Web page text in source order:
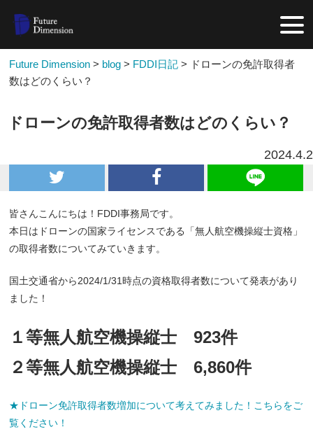
Future Dimension > blog > FDDI日記 > ドローンの免許取得者
数はどのくらい？
ドローンの免許取得者数はどのくらい？
2024.4.2
皆さんこんにちは！FDDI事務局です。
本日はドローンの国家ライセンスである「無人航空機操縦士資格」
の取得者数についてみていきます。
国土交通省から2024/1/31時点の資格取得者数について発表があり
ました！
１等無人航空機操縦士 923件
２等無人航空機操縦士 6,860件
★ドローン免許取得者数増加について考えてみました！こちらをご
覧ください！